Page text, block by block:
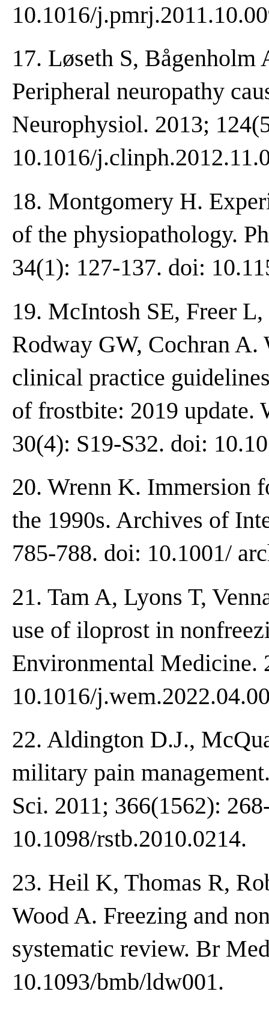
10.1016/
17. Løseth S, Bågenholm
Peripheral neuropathy
Neurophysiol. 2013;
10.1016/
18. Montgomery H.
of the physiopathology.
34(1): 127-137. doi:
19. McIntosh SE, Freer
Rodway GW, Cochran
clinical practice
of frostbite: 2019 update.
30(4): S19-S32. doi:
20. Wrenn K. Immersion
the 1990s. Archives of
785-788. doi: 10.1001/
21. Tam A, Lyons T,
use of iloprost in
Environmental Medicine.
10.1016/
22. Aldington D.J.,
military pain
Sci. 2011; 366(1562):
10.1098/rstb.2010.0214.
23. Heil K, Thomas R,
Wood A. Freezing and
systematic review. Br
10.1093/bmb/ldw001.